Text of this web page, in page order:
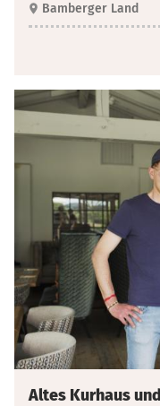
Bamberger Land
Altes Kurhaus